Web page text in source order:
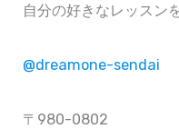
自分の好きなレッスン
@dreamone-sendai
〒980-0802